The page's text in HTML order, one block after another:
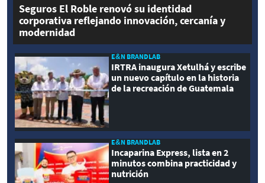
Seguros El Roble renovó su identidad
corporativa reflejando innovación, cercanía y
modernidad
E&N BRANDLAB
IRTRA inaugura Xetulhá y escribe
un nuevo capítulo en la historia
de la recreación de Guatemala
E&N BRANDLAB
Incaparina Express, lista en 2
minutos combina practicidad y
nutrición